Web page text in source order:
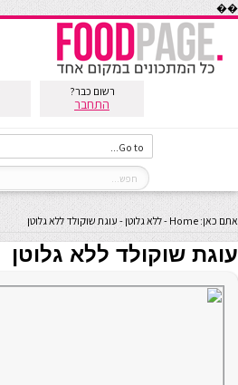
��
רשום כבר?
התחבר
אתם כאן: Home
-ללא גלוטן- עוגת שוקולד ללא גלוטן
עוגת שוקולד ללא גלוטן